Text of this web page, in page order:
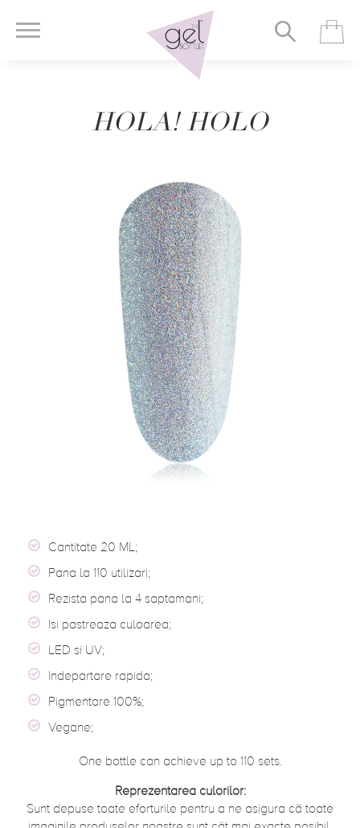
HOLA! HOLO
Cantitate 20 ML;
Pana la 110 utilizari;
Rezista pana la 4 saptamani;
Isi pastreaza culoarea;
LED si UV;
Indepartare rapida;
Pigmentare 100%;
Vegane;
One bottle can achieve up to 110 sets.
Reprezentarea culorilor:
Sunt depuse toate eforturile pentru a ne asigura că toate